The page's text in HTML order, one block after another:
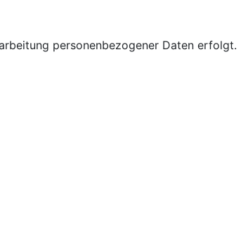
personenbezogener Daten erfolgt.